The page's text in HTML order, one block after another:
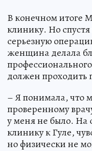
В конечном итоге
клинику. Но
серьезную
женщина делала
должен проходить
– Я понимала, что
проверенному
у меня не было. На
клинику к Гуле,
но физически не